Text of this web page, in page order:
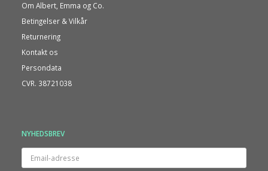
Om Albert, Emma og Co.
Betingelser & Vilkår
Returnering
Kontakt os
Persondata
CVR. 38721038
NYHEDSBREV
Email-
adresse